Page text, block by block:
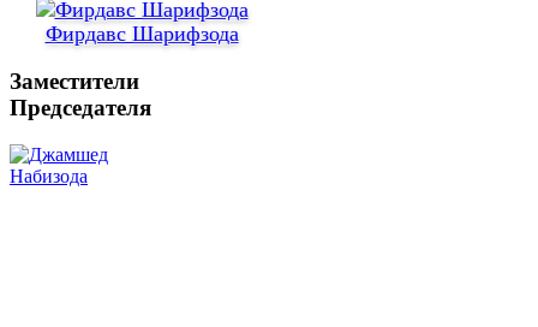
Фирдавс Шарифзода
Заместители
Председателя